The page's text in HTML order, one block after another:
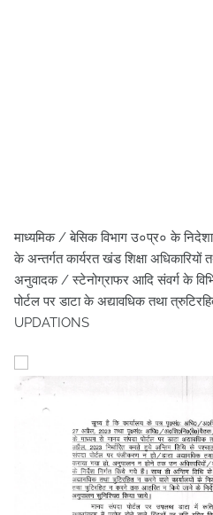
माध्यमिक / बेसिक विभाग उ०प्र० के
के अन्तर्गत कार्यरत खंड शिक्षा
अनुवादक / स्टेनोग्राफर आदि संवर्ग के
पोर्टल पर डाटा के अद्यावधिक तथा
UPDATIONS